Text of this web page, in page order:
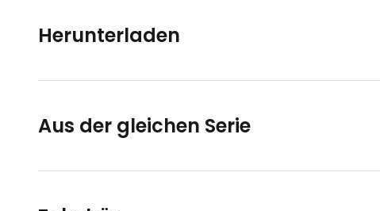
Herunterladen
Aus der gleichen Serie